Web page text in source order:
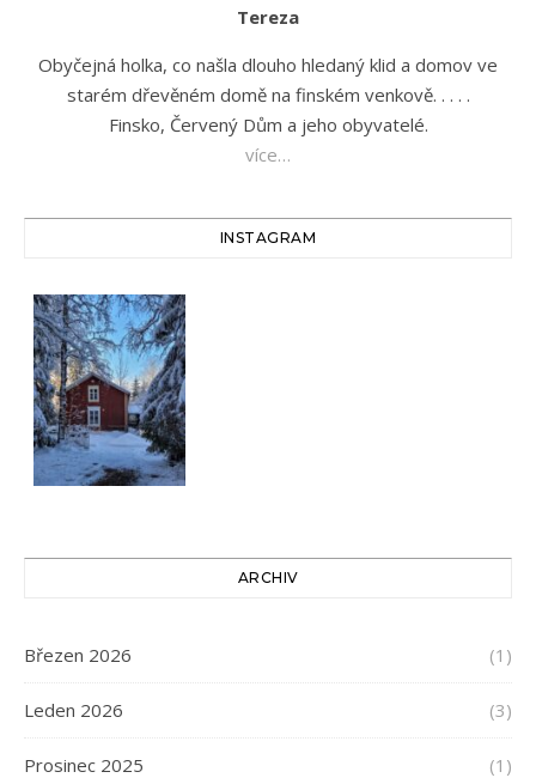
Tereza
Obyčejná holka, co našla dlouho hledaný klid a domov ve
starém dřevěném domě na finském venkově. . . . .
Finsko, Červený Dům a jeho obyvatelé.
více…
INSTAGRAM
ARCHIV
Březen 2026 (1)
Leden 2026 (3)
Prosinec 2025 (1)